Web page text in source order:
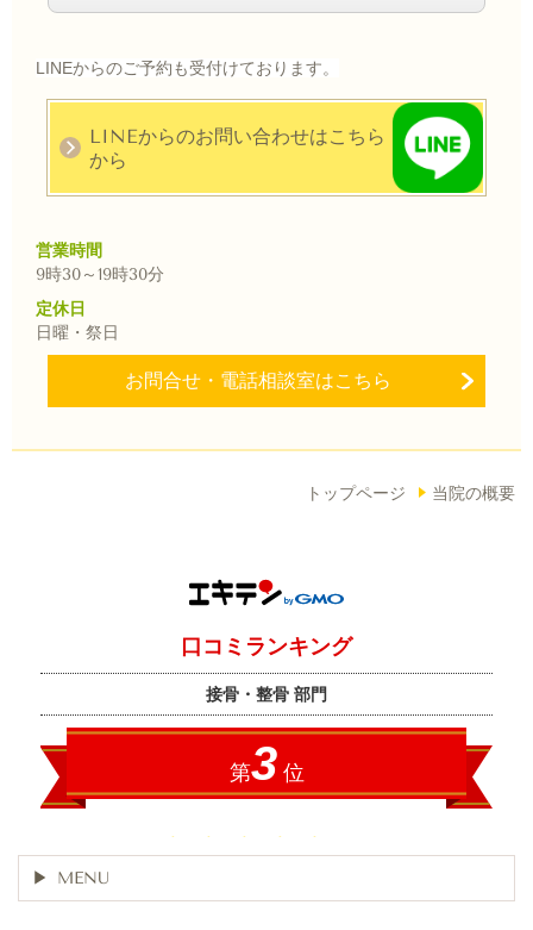
LINEからのご予約も受付けております。
LINEからのお問い合わせはこちら
から
営業時間
9時30～19時30分
定休日
日曜・祭日
お問合せ・電話相談室はこちら
トップページ 当院の概要
MENU